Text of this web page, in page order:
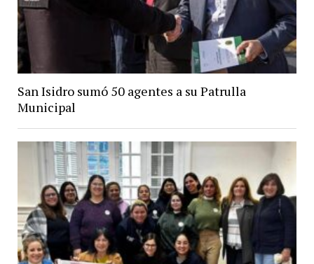
San Isidro sumó 50 agentes a su Patrulla
Municipal